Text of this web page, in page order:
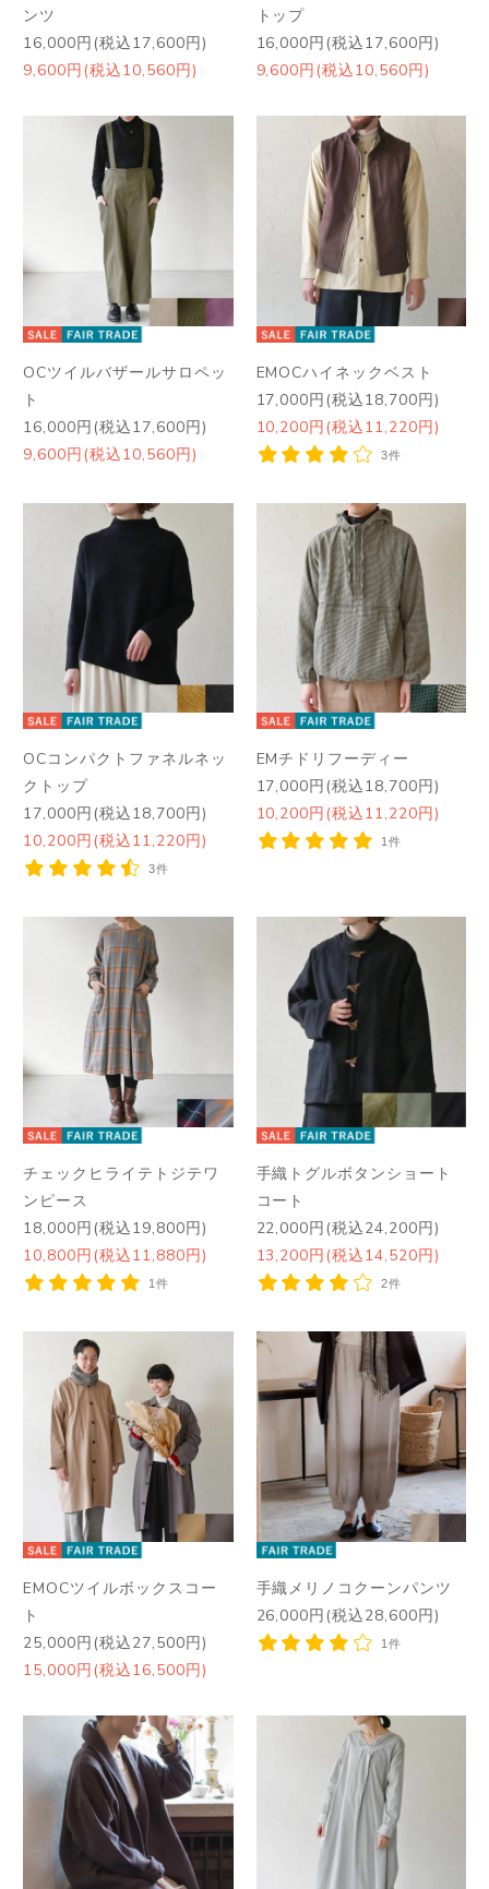
ンツ
16,000円(税込17,600円)
9,600円(税込10,560円)
トップ
16,000円(税込17,600円)
9,600円(税込10,560円)
OCツイルバザールサロペッ
ト
16,000円(税込17,600円)
9,600円(税込10,560円)
EMOCハイネックベスト
17,000円(税込18,700円)
10,200円(税込11,220円)
3件
OCコンパクトファネルネッ
クトップ
17,000円(税込18,700円)
10,200円(税込11,220円)
3件
EMチドリフーディー
17,000円(税込18,700円)
10,200円(税込11,220円)
1件
チェックヒライテトジテワ
ンピース
18,000円(税込19,800円)
10,800円(税込11,880円)
1件
手織トグルボタンショート
コート
22,000円(税込24,200円)
13,200円(税込14,520円)
2件
EMOCツイルボックスコー
ト
25,000円(税込27,500円)
15,000円(税込16,500円)
手織メリノコクーンパンツ
26,000円(税込28,600円)
1件